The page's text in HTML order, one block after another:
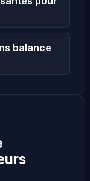
balance